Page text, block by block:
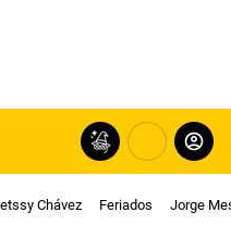
Chávez Feriados Jorge